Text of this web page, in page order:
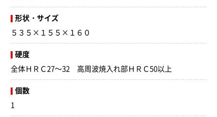
形状・サイズ
５３５×１５５×１６０
硬度
全体ＨＲＣ27～32 高周波焼入れ部ＨＲＣ50以上
個数
1